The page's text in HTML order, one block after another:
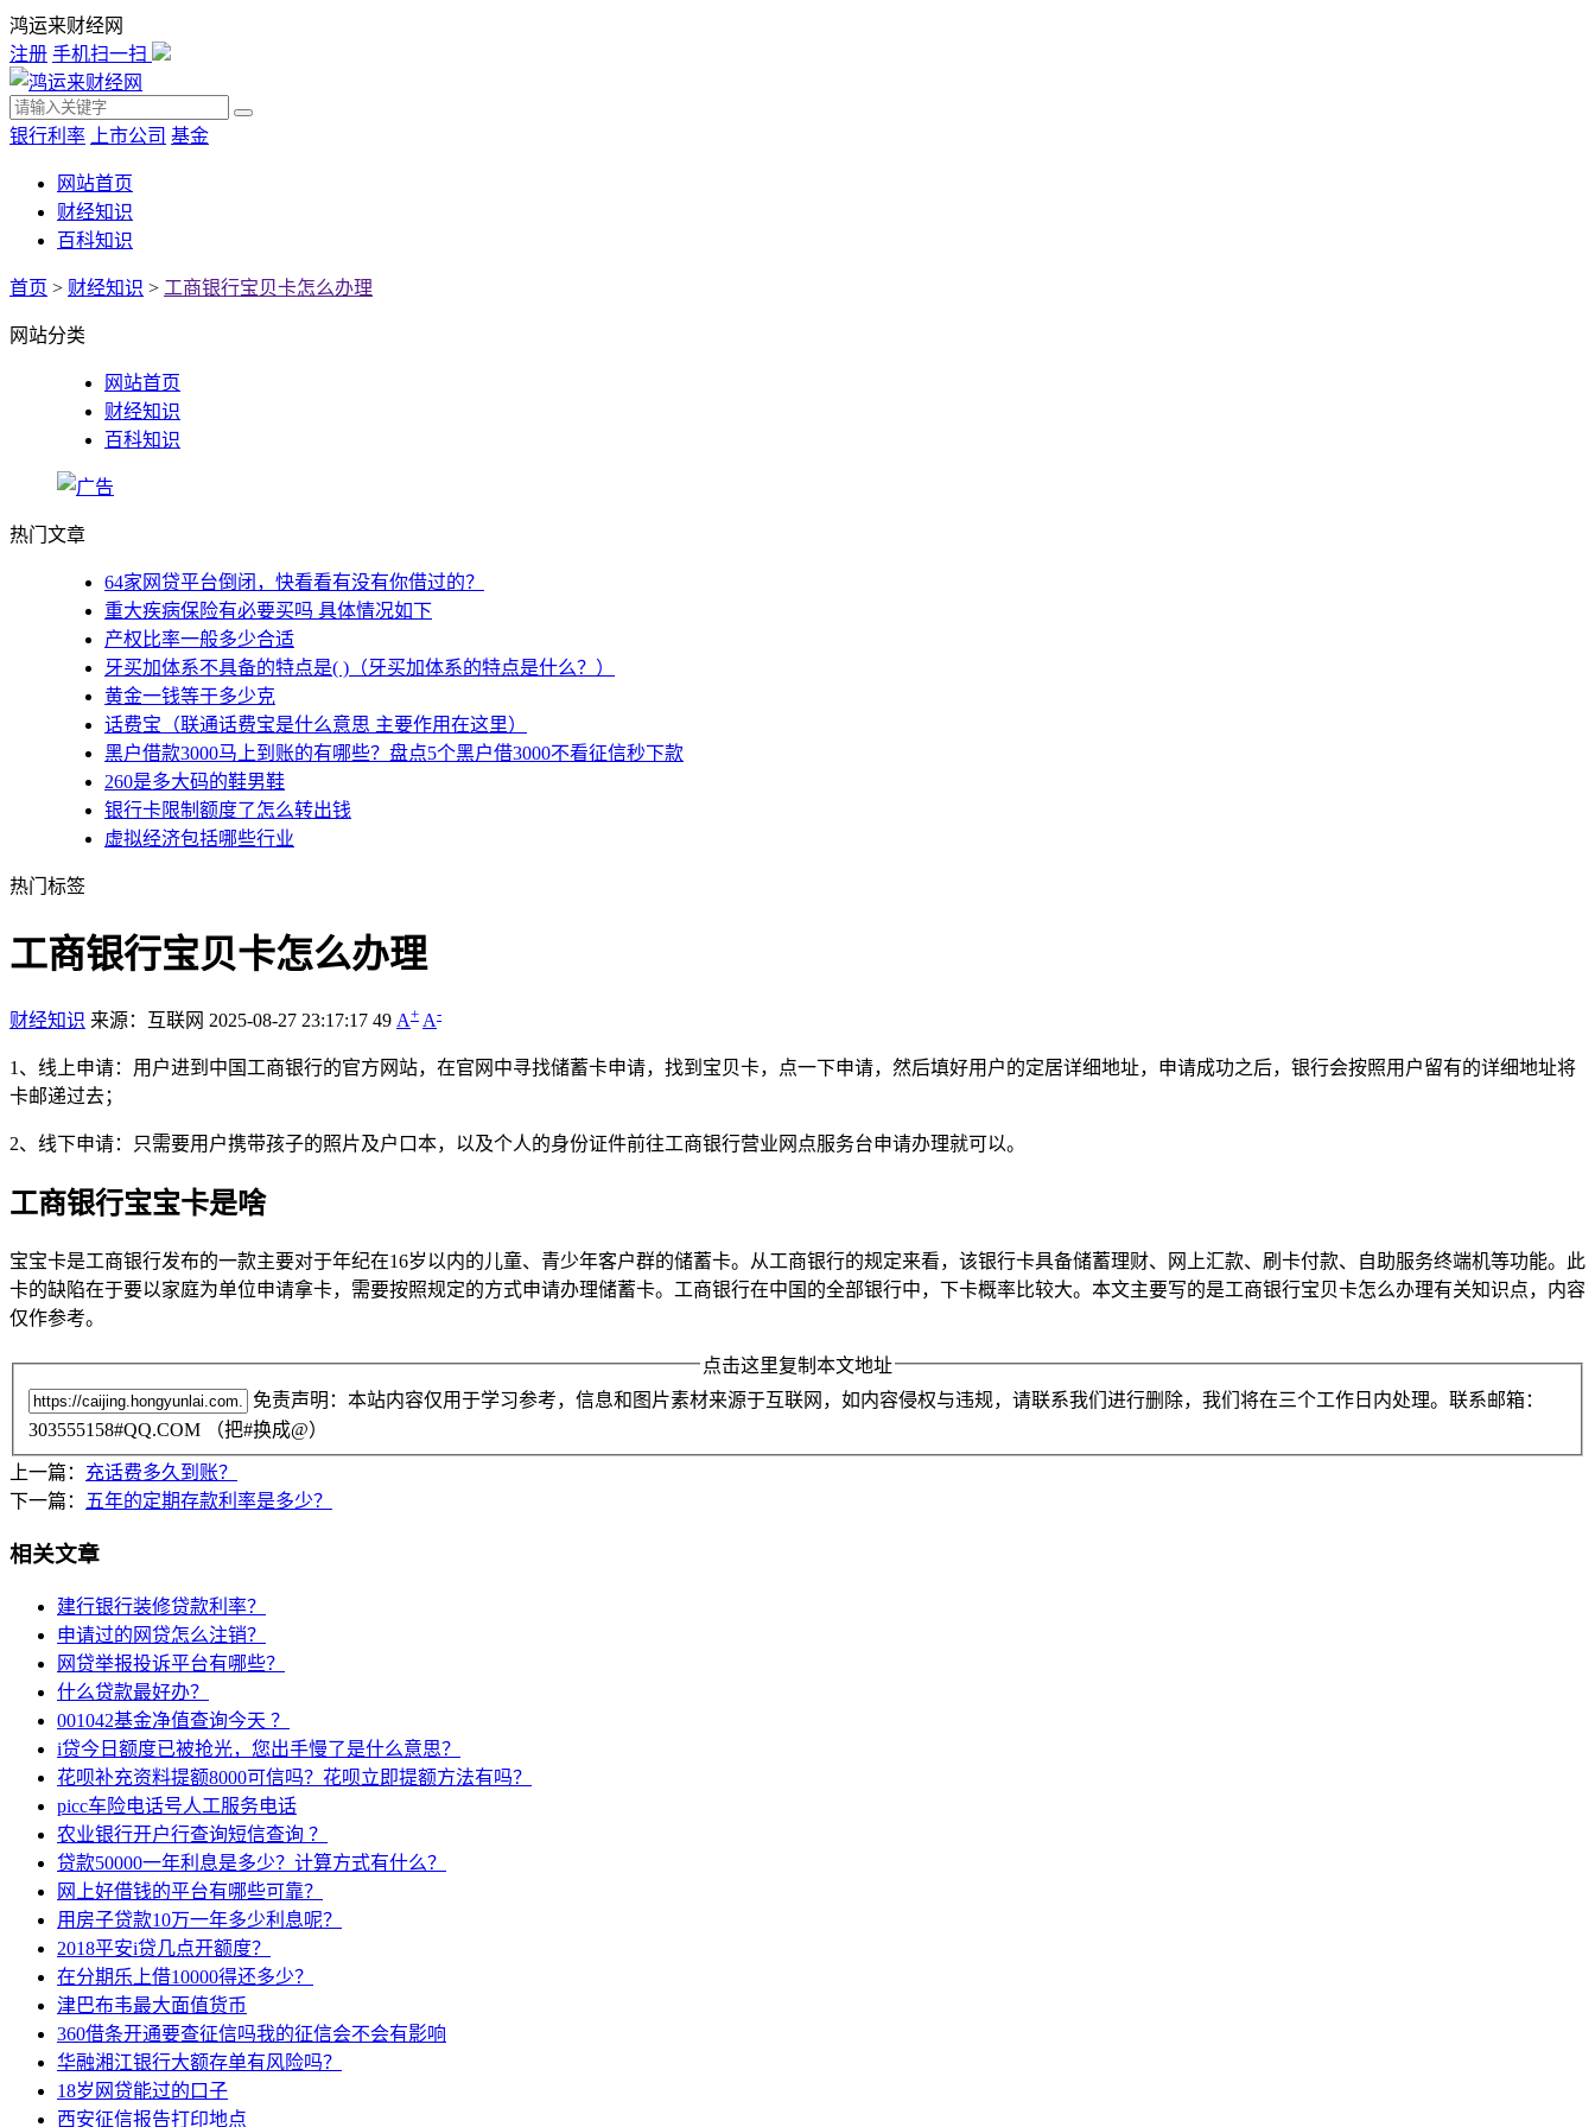
鸿运来财经网
注册 手机扫一扫
银行利率 上市公司 基金
网站首页
财经知识
百科知识
首页 > 财经知识 > 工商银行宝贝卡怎么办理
网站分类
网站首页
财经知识
百科知识
热门文章
64家网贷平台倒闭，快看看有没有你借过的？
重大疾病保险有必要买吗 具体情况如下
产权比率一般多少合适
牙买加体系不具备的特点是( )（牙买加体系的特点是什么？）
黄金一钱等于多少克
话费宝（联通话费宝是什么意思 主要作用在这里）
黑户借款3000马上到账的有哪些？盘点5个黑户借3000不看征信秒下款
260是多大码的鞋男鞋
银行卡限制额度了怎么转出钱
虚拟经济包括哪些行业
热门标签
工商银行宝贝卡怎么办理
财经知识 来源：互联网 2025-08-27 23:17:17 49 A+ A-
1、线上申请：用户进到中国工商银行的官方网站，在官网中寻找储蓄卡申请，找到宝贝卡，点一下申请，然后填好用户的定居详细地址，申请成功之后，银行会按照用户留有的详细地址将
卡邮递过去；
2、线下申请：只需要用户携带孩子的照片及户口本，以及个人的身份证件前往工商银行营业网点服务台申请办理就可以。
工商银行宝宝卡是啥
宝宝卡是工商银行发布的一款主要对于年纪在16岁以内的儿童、青少年客户群的储蓄卡。从工商银行的规定来看，该银行卡具备储蓄理财、网上汇款、刷卡付款、自助服务终端机等功能。此
卡的缺陷在于要以家庭为单位申请拿卡，需要按照规定的方式申请办理储蓄卡。工商银行在中国的全部银行中，下卡概率比较大。本文主要写的是工商银行宝贝卡怎么办理有关知识点，内容
仅作参考。
点击这里复制本文地址
免责声明：本站内容仅用于学习参考，信息和图片素材来源于互联网，如内容侵权与违规，请联系我们进行删除，我们将在三个工作日内处理。联系邮箱：
303555158#QQ.COM （把#换成@）
上一篇： 充话费多久到账？
下一篇：
五年的定期存款利率是多少？
相关文章
建行银行装修贷款利率？
申请过的网贷怎么注销？
网贷举报投诉平台有哪些？
什么贷款最好办？
001042基金净值查询今天 ？
i贷今日额度已被抢光，您出手慢了是什么意思？
花呗补充资料提额8000可信吗？花呗立即提额方法有吗？
picc车险电话号人工服务电话
农业银行开户行查询短信查询 ？
贷款50000一年利息是多少？计算方式有什么？
网上好借钱的平台有哪些可靠？
用房子贷款10万一年多少利息呢？
2018平安i贷几点开额度？
在分期乐上借10000得还多少？
津巴布韦最大面值货币
360借条开通要查征信吗我的征信会不会有影响
华融湘江银行大额存单有风险吗？
18岁网贷能过的口子
西安征信报告打印地点